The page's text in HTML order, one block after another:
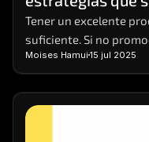
Tener un excelente
suficiente. Si no
efectiva, es muy
Hoy, competir en
estrategia sólida,
Moises Hamui 15 jul 2025